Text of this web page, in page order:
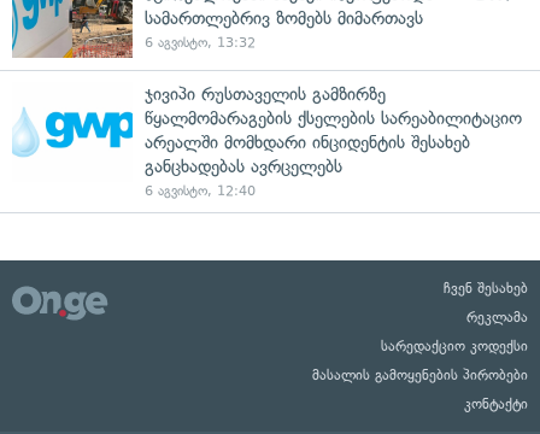
სამართლებრივ ზომებს მიმართავს
6 აგვისტო, 13:32
ჯივიპი რუსთაველის გამზირზე
წყალმომარაგების ქსელების სარეაბილიტაციო
არეალში მომხდარი ინციდენტის შესახებ
განცხადებას ავრცელებს
6 აგვისტო, 12:40
ჩვენ შესახებ
რეკლამა
სარედაქციო კოდექსი
მასალის გამოყენების პირობები
კონტაქტი